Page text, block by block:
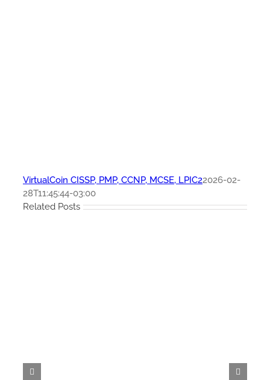
VirtualCoin CISSP, PMP, CCNP, MCSE, LPIC22026-02-
28T11:45:44-03:00
Related Posts